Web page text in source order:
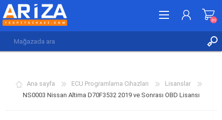
(0)
(0)
Ana sayfa ECU Programlama Cihazları
Lisanslar
NS0003 Nissan Altima D70F3532 2019 ve Sonrası OBD Lisansı